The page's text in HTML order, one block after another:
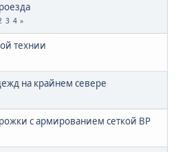
3 4
технии
на крайнем севере
с армированием сеткой ВР